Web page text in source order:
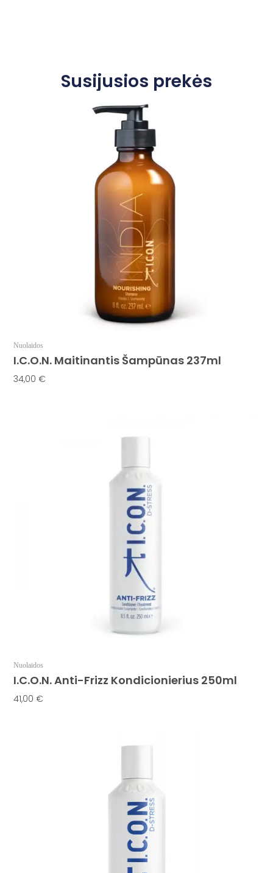
Susijusios prekės
Nuolaidos
I.C.O.N. Maitinantis Šampūnas 237ml
34,00€
Nuolaidos
I.C.O.N. Anti-Frizz Kondicionierius 250ml
41,00€